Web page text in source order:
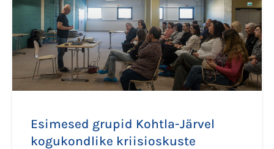
Esimesed grupid Kohtla-Järvel
kogukondlike kriisioskuste